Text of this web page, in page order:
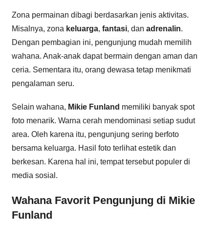
Zona permainan dibagi berdasarkan jenis aktivitas.
Misalnya, zona keluarga, fantasi, dan adrenalin.
Dengan pembagian ini, pengunjung mudah memilih
wahana. Anak-anak dapat bermain dengan aman dan
ceria. Sementara itu, orang dewasa tetap menikmati
pengalaman seru.
Selain wahana, Mikie Funland memiliki banyak spot
foto menarik. Warna cerah mendominasi setiap sudut
area. Oleh karena itu, pengunjung sering berfoto
bersama keluarga. Hasil foto terlihat estetik dan
berkesan. Karena hal ini, tempat tersebut populer di
media sosial.
Wahana Favorit Pengunjung di Mikie
Funland